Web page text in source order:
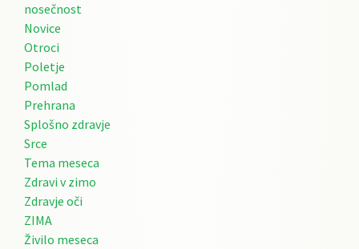
nosečnost
Novice
Otroci
Poletje
Pomlad
Prehrana
Splošno zdravje
Srce
Tema meseca
Zdravi v zimo
Zdravje oči
ZIMA
Živilo meseca